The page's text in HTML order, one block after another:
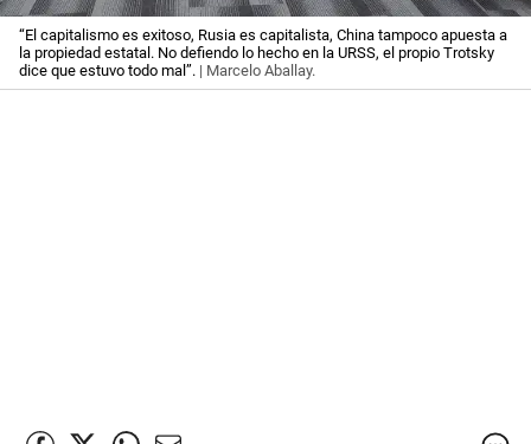
“El capitalismo es exitoso, Rusia es capitalista, China tampoco apuesta a
la propiedad estatal. No defiendo lo hecho en la URSS, el propio Trotsky
dice que estuvo todo mal”. | Marcelo Aballay.